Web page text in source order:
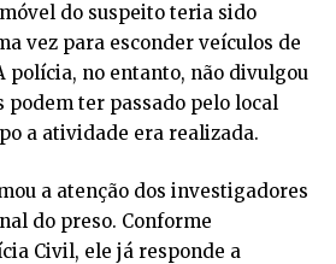
do suspeito teria sido
vez para esconder veículos de
polícia, no entanto, não divulgou
podem ter passado pelo local
a atividade era realizada.
a atenção dos investigadores
do preso. Conforme
Civil, ele já responde a